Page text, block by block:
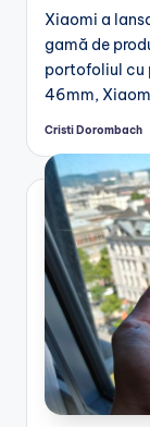
Xiaomi a
gamă de
portofoliul cu
46mm,
Posted
Cristi Dorombach